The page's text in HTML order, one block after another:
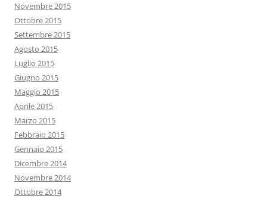
Novembre 2015
Ottobre 2015
Settembre 2015
Agosto 2015
Luglio 2015
Giugno 2015
Maggio 2015
Aprile 2015
Marzo 2015
Febbraio 2015
Gennaio 2015
Dicembre 2014
Novembre 2014
Ottobre 2014